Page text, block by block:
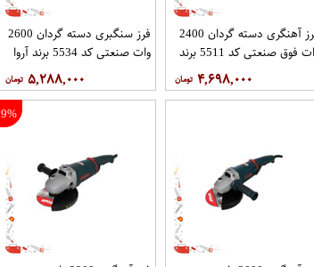
فرز آهنگری دسته گردان 2400
وات فوق صنعتی کد 5511 برند
۴,۶۹۸,۰۰۰
فرز سنگبری دسته گردان 2600
وات صنعتی کد 5534 برند آروا
۵,۲۸۸,۰۰۰
9%